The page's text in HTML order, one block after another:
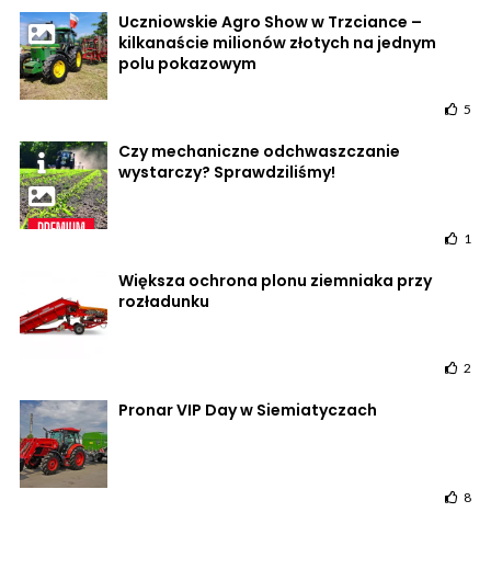
Uczniowskie Agro Show w Trzciance –
kilkanaście milionów złotych na jednym
polu pokazowym
5
Czy mechaniczne odchwaszczanie
wystarczy? Sprawdziliśmy!
1
Większa ochrona plonu ziemniaka przy
rozładunku
2
Pronar VIP Day w Siemiatyczach
8